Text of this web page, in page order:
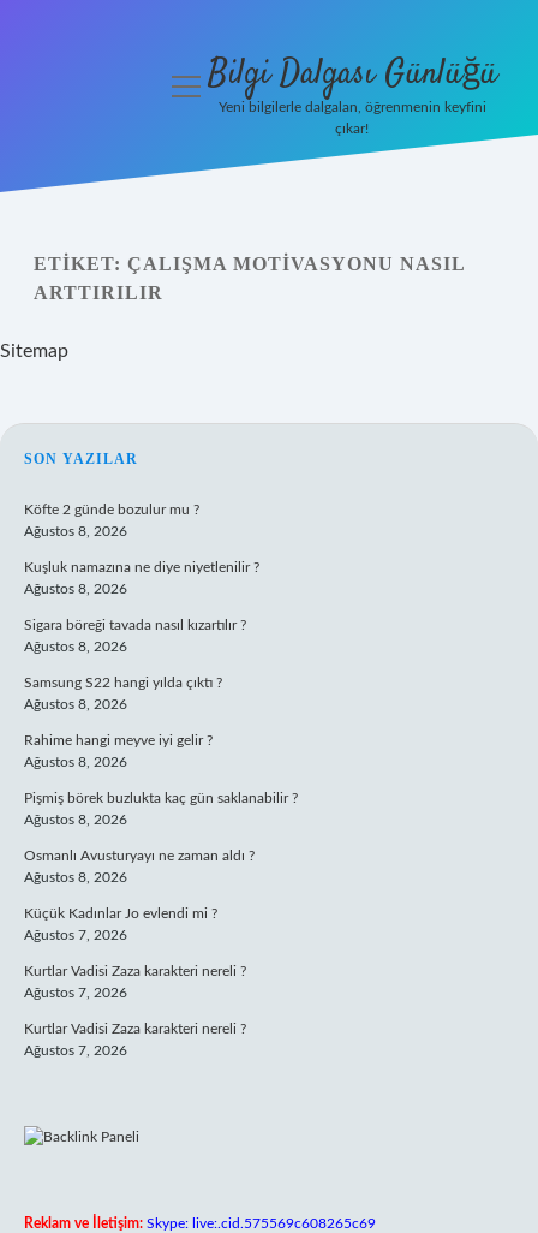
Yasal Uyarı
Hakkımızda
menüyüBilgi Dalgası Günlüğü
Yeni bilgilerle dalgalan, öğrenmenin keyfini
çıkar!
ETIKET: ÇALIŞMA MOTIVASYONU NASIL
ARTTIRILIR
Sitemap
SIDEBAR
SON YAZILAR
Köfte 2 günde bozulur mu ?
Ağustos 8, 2026
Kuşluk namazına ne diye niyetlenilir ?
Ağustos 8, 2026
Sigara böreği tavada nasıl kızartılır ?
Ağustos 8, 2026
Samsung S22 hangi yılda çıktı ?
Ağustos 8, 2026
Rahime hangi meyve iyi gelir ?
Ağustos 8, 2026
Pişmiş börek buzlukta kaç gün saklanabilir ?
Ağustos 8, 2026
Osmanlı Avusturyayı ne zaman aldı ?
Ağustos 8, 2026
Küçük Kadınlar Jo evlendi mi ?
Ağustos 7, 2026
Kurtlar Vadisi Zaza karakteri nereli ?
Ağustos 7, 2026
Kurtlar Vadisi Zaza karakteri nereli ?
Ağustos 7, 2026
Reklam ve İletişim: Skype: live:.cid.575569c608265c69